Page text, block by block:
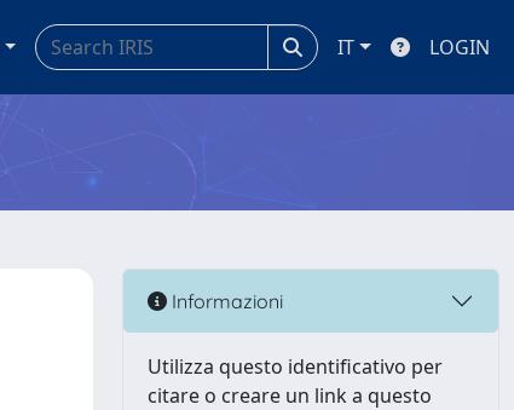
IT LOGIN
Informazioni
Utilizza questo identificativo per
citare o creare un link a questo